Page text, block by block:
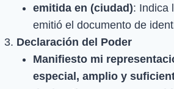
emitida en (ciudad): Indica
emitió el documento de
Declaración del Poder
Manifiesto mi
especial, amplio y